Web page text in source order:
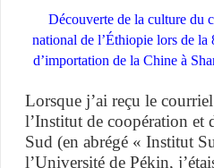
Découverte de la culture du
national de l’Éthiopie lors de
d’importation de la Chine à
Lorsque j’ai reçu le
l’Institut de coopération et
Sud (en abrégé « Institut
l’Université de Pékin,